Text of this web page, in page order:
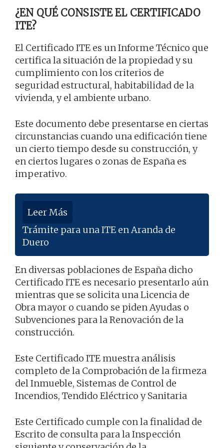
¿EN QUÉ CONSISTE EL CERTIFICADO
ITE?
El Certificado ITE es un Informe Técnico que
certifica la situación de la propiedad y su
cumplimiento con los criterios de
seguridad estructural, habitabilidad de la
vivienda, y el ambiente urbano.
Este documento debe presentarse en ciertas
circunstancias cuando una edificación tiene
un cierto tiempo desde su construcción, y
en ciertos lugares o zonas de España es
imperativo.
Leer Más
Trámite para una ITE en Aranda de
Duero
En diversas poblaciones de España dicho
Certificado ITE es necesario presentarlo aún
mientras que se solicita una Licencia de
Obra mayor o cuando se piden Ayudas o
Subvenciones para la Renovación de la
construcción.
Este Certificado ITE muestra análisis
completo de la Comprobación de la firmeza
del Inmueble, Sistemas de Control de
Incendios, Tendido Eléctrico y Sanitaria
Este Certificado cumple con la finalidad de
Escrito de consulta para la Inspección